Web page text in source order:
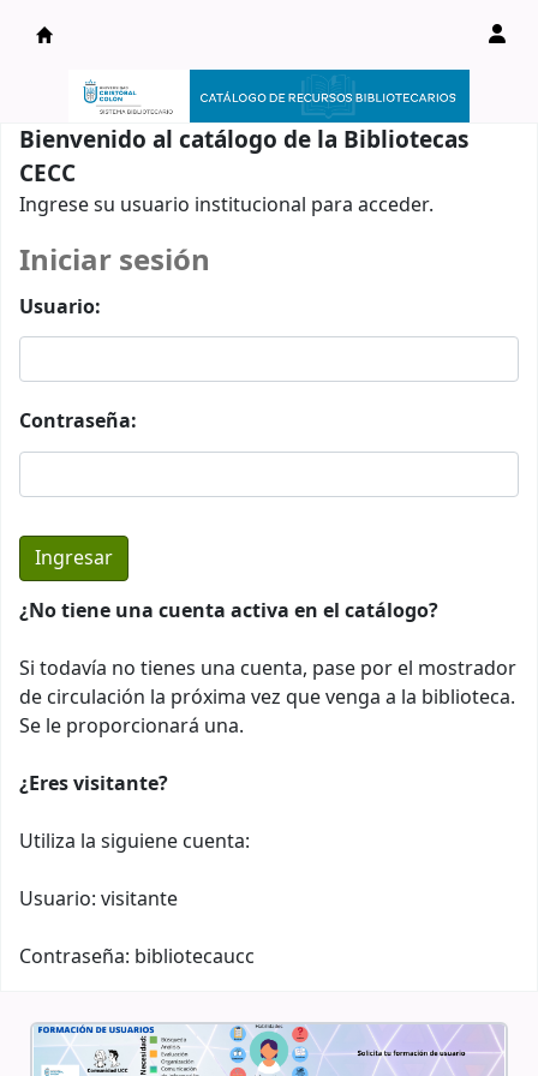
Catálogo en línea
Bienvenido al catálogo de la Bibliotecas
CECC
Ingrese su usuario institucional para acceder.
Iniciar sesión
Usuario:
Contraseña:
¿No tiene una cuenta activa en el catálogo?
Si todavía no tienes una cuenta, pase por el mostrador
de circulación la próxima vez que venga a la biblioteca.
Se le proporcionará una.
¿Eres visitante?
Utiliza la siguiene cuenta:
Usuario: visitante
Contraseña: bibliotecaucc